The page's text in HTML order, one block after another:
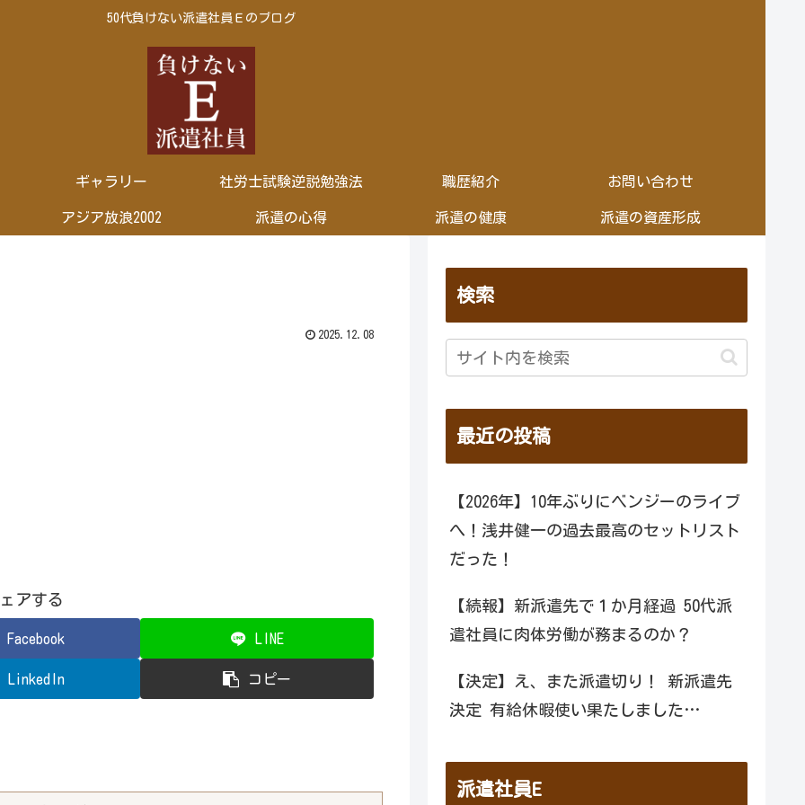
50代負けない派遣社員Ｅのブログ
ギャラリー 社労士試験逆説勉強法 職歴紹介 お問い合わせ
アジア放浪2002 派遣の心得 派遣の健康 派遣の資産形成
2025.12.08
アする
Facebook LINE
LinkedIn コピー
検索
最近の投稿
【2026年】10年ぶりにベンジーのライブ
へ！浅井健一の過去最高のセットリスト
だった！
【続報】新派遣先で１か月経過 50代派
遣社員に肉体労働が務まるのか？
【決定】え、また派遣切り！ 新派遣先
決定 有給休暇使い果たしました…
派遣社員E